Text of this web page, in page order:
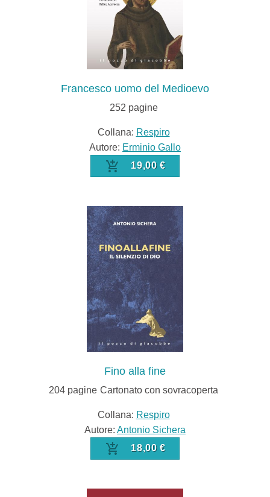
Francesco uomo del Medioevo
252 pagine
Collana: Respiro
Autore: Erminio Gallo
19,00 €
Fino alla fine
204 pagine Cartonato con sovracoperta
Collana: Respiro
Autore: Antonio Sichera
18,00 €